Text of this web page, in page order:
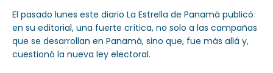
El pasado lunes este diario La Estrella de Panamá publicó
en su editorial, una fuerte crítica, no solo a las campañas
que se desarrollan en Panamá, sino que, fue más allá y,
cuestionó la nueva ley electoral.